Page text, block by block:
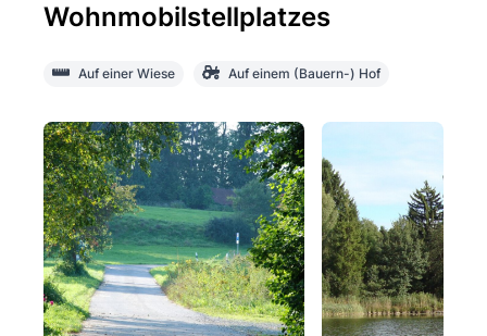
Wohnmobilstellplatzes
Auf einer Wiese Auf einem (Bauern-) Hof